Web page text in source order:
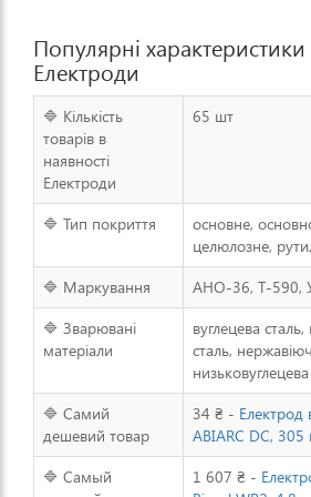
Популярні характеристики
Електроди
🔷 Кількість
товарів в
наявності
Електроди
65 шт
🔷 Тип покриття
основне,
целюлозне,
🔷 Маркування
АНО-36, Т-590,
🔷 Зварювані
матеріали
вуглецева
сталь,
🔷 Самий
дешевий товар
34 ₴ - Електрод
ABIARC DC,
🔷 Самый
1 607 ₴ -